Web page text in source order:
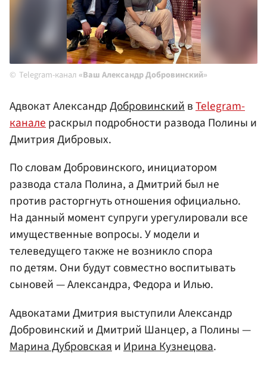
Telegram-канал «Ваш Александр Добровинский»
Адвокат АлександрДобровинскийвTelegram-
каналераскрыл подробности развода Полины и
Дмитрия Дибровых.
По словам Добровинского, инициатором
развода стала Полина, а Дмитрий был не
против расторгнуть отношения официально.
На данный момент супруги урегулировали все
имущественные вопросы. У модели и
телеведущего также не возникло спора
по детям. Они будут совместно воспитывать
сыновей — Александра, Федора и Илью.
Адвокатами Дмитрия выступили Александр
Добровинский и Дмитрий Шанцер, а Полины —
Марина Дубровская и Ирина Кузнецова.